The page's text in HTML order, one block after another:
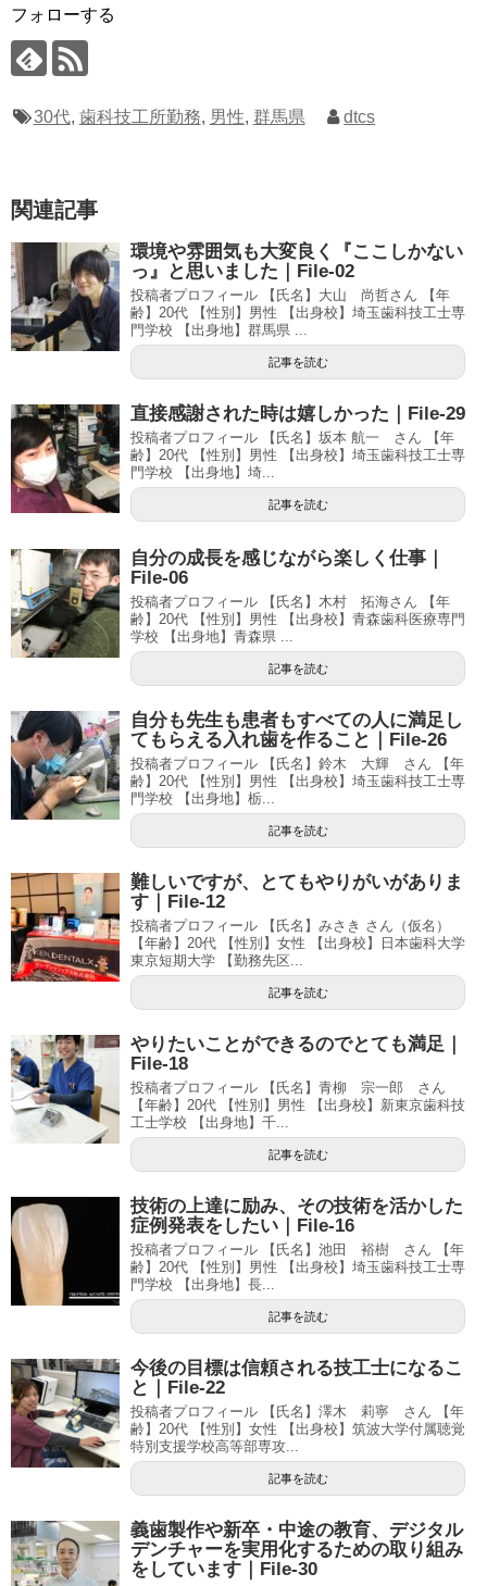
フォローする
30代, 歯科技工所勤務, 男性, 群馬県 dtcs
関連記事
環境や雰囲気も大変良く『ここしかない
っ』と思いました｜File-02
投稿者プロフィール 【氏名】大山 尚哲さん 【年
齢】20代 【性別】男性 【出身校】埼玉歯科技工士専
門学校 【出身地】群馬県 ...
記事を読む
直接感謝された時は嬉しかった｜File-29
投稿者プロフィール 【氏名】坂本 航一 さん 【年
齢】20代 【性別】男性 【出身校】埼玉歯科技工士専
門学校 【出身地】埼...
記事を読む
自分の成長を感じながら楽しく仕事｜
File-06
投稿者プロフィール 【氏名】木村 拓海さん 【年
齢】20代 【性別】男性 【出身校】青森歯科医療専門
学校 【出身地】青森県 ...
記事を読む
自分も先生も患者もすべての人に満足し
てもらえる入れ歯を作ること｜File-26
投稿者プロフィール 【氏名】鈴木 大輝 さん 【年
齢】20代 【性別】男性 【出身校】埼玉歯科技工士専
門学校 【出身地】栃...
記事を読む
難しいですが、とてもやりがいがありま
す｜File-12
投稿者プロフィール 【氏名】みさき さん（仮名）
【年齢】20代 【性別】女性 【出身校】日本歯科大学
東京短期大学 【勤務先区...
記事を読む
やりたいことができるのでとても満足｜
File-18
投稿者プロフィール 【氏名】青柳 宗一郎 さん
【年齢】20代 【性別】男性 【出身校】新東京歯科技
工士学校 【出身地】千...
記事を読む
技術の上達に励み、その技術を活かした
症例発表をしたい｜File-16
投稿者プロフィール 【氏名】池田 裕樹 さん 【年
齢】20代 【性別】男性 【出身校】埼玉歯科技工士専
門学校 【出身地】長...
記事を読む
今後の目標は信頼される技工士になるこ
と｜File-22
投稿者プロフィール 【氏名】澤木 莉寧 さん 【年
齢】20代 【性別】女性 【出身校】筑波大学付属聴覚
特別支援学校高等部専攻...
記事を読む
義歯製作や新卒・中途の教育、デジタル
デンチャーを実用化するための取り組み
をしています｜File-30